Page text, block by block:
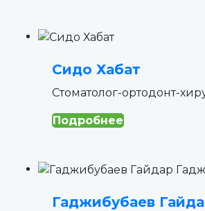
Сидо Хабат
Стоматолог-ортодонт-
Подробнее
Гаджибубаев